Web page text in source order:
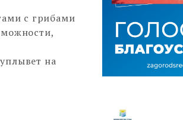
с грибами
на